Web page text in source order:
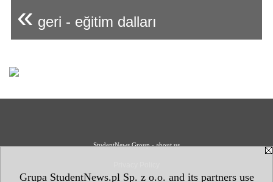
Grupa StudentNews.pl Sp. z o.o. and its partners use
« geri - eğitim dalları
StudentNews Group - about us